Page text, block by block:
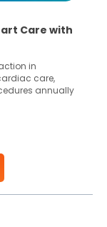
Care with
in
care,
annually
and